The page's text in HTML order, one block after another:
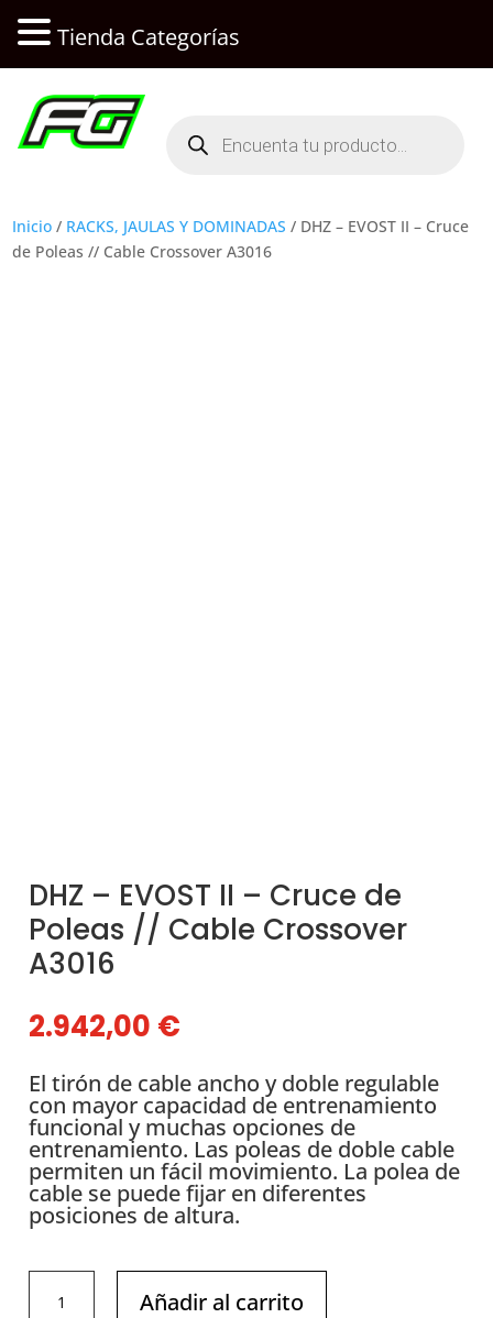
productos
Inicio / RACKS, JAULAS Y DOMINADAS / DHZ – EVOST II – Cruce
de Poleas // Cable Crossover A3016
DHZ – EVOST II – Cruce de
Poleas // Cable Crossover
A3016
2.942,00 €
El tirón de cable ancho y doble regulable
con mayor capacidad de entrenamiento
funcional y muchas opciones de
entrenamiento. Las poleas de doble cable
permiten un fácil movimiento. La polea de
cable se puede fijar en diferentes
posiciones de altura.
Añadir al carrito
Tienda Categorías